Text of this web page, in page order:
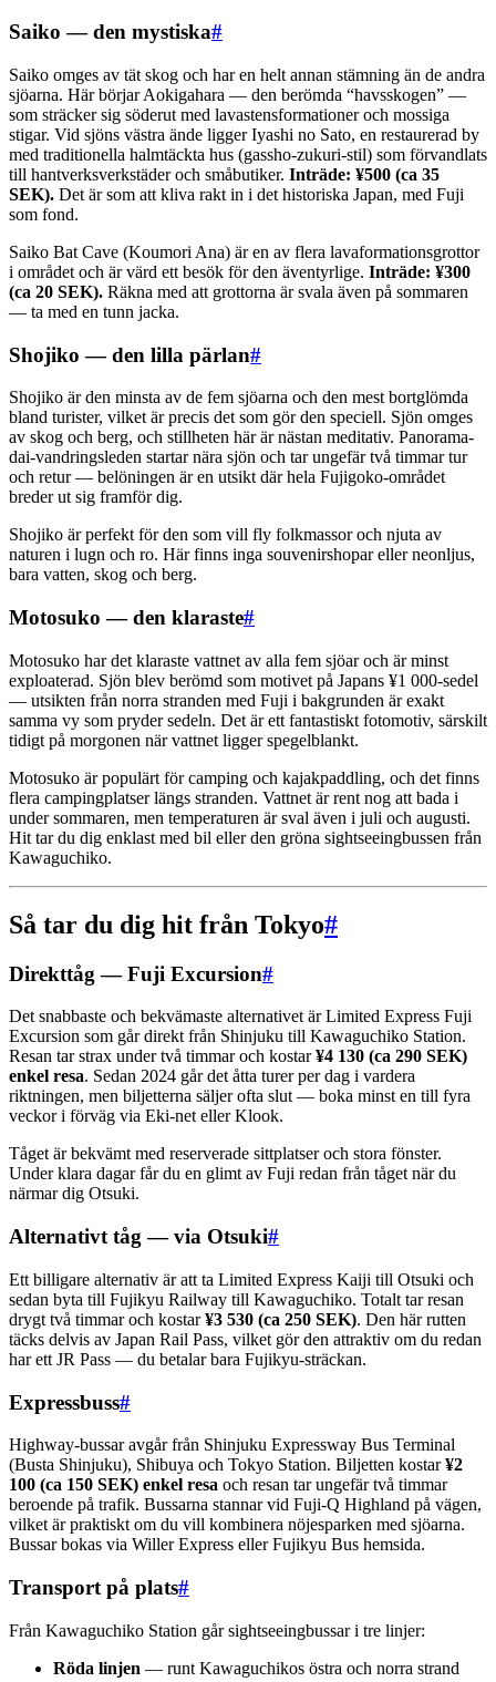
Saiko — den mystiska#
Saiko omges av tät skog och har en helt annan stämning än de andra
sjöarna. Här börjar Aokigahara — den berömda “havsskogen” —
som sträcker sig söderut med lavastensformationer och mossiga
stigar. Vid sjöns västra ände ligger Iyashi no Sato, en restaurerad by
med traditionella halmtäckta hus (gassho-zukuri-stil) som förvandlats
till hantverksverkstäder och småbutiker. Inträde: ¥500 (ca 35
SEK). Det är som att kliva rakt in i det historiska Japan, med Fuji
som fond.
Saiko Bat Cave (Koumori Ana) är en av flera lavaformationsgrottor
i området och är värd ett besök för den äventyrlige. Inträde: ¥300
(ca 20 SEK). Räkna med att grottorna är svala även på sommaren
— ta med en tunn jacka.
Shojiko — den lilla pärlan#
Shojiko är den minsta av de fem sjöarna och den mest bortglömda
bland turister, vilket är precis det som gör den speciell. Sjön omges
av skog och berg, och stillheten här är nästan meditativ. Panorama-
dai-vandringsleden startar nära sjön och tar ungefär två timmar tur
och retur — belöningen är en utsikt där hela Fujigoko-området
breder ut sig framför dig.
Shojiko är perfekt för den som vill fly folkmassor och njuta av
naturen i lugn och ro. Här finns inga souvenirshopar eller neonljus,
bara vatten, skog och berg.
Motosuko — den klaraste#
Motosuko har det klaraste vattnet av alla fem sjöar och är minst
exploaterad. Sjön blev berömd som motivet på Japans ¥1 000-sedel
— utsikten från norra stranden med Fuji i bakgrunden är exakt
samma vy som pryder sedeln. Det är ett fantastiskt fotomotiv, särskilt
tidigt på morgonen när vattnet ligger spegelblankt.
Motosuko är populärt för camping och kajakpaddling, och det finns
flera campingplatser längs stranden. Vattnet är rent nog att bada i
under sommaren, men temperaturen är sval även i juli och augusti.
Hit tar du dig enklast med bil eller den gröna sightseeingbussen från
Kawaguchiko.
Så tar du dig hit från Tokyo#
Direkttåg — Fuji Excursion#
Det snabbaste och bekvämaste alternativet är Limited Express Fuji
Excursion som går direkt från Shinjuku till Kawaguchiko Station.
Resan tar strax under två timmar och kostar¥4 130 (ca 290 SEK)
enkel resa. Sedan 2024 går det åtta turer per dag i vardera
riktningen, men biljetterna säljer ofta slut — boka minst en till fyra
veckor i förväg via Eki-net eller Klook.
Tåget är bekvämt med reserverade sittplatser och stora fönster.
Under klara dagar får du en glimt av Fuji redan från tåget när du
närmar dig Otsuki.
Alternativt tåg — via Otsuki#
Ett billigare alternativ är att ta Limited Express Kaiji till Otsuki och
sedan byta till Fujikyu Railway till Kawaguchiko. Totalt tar resan
drygt två timmar och kostar¥3 530 (ca 250 SEK). Den här rutten
täcks delvis av Japan Rail Pass, vilket gör den attraktiv om du redan
har ett JR Pass — du betalar bara Fujikyu-sträckan.
Expressbuss#
Highway-bussar avgår från Shinjuku Expressway Bus Terminal
(Busta Shinjuku), Shibuya och Tokyo Station. Biljetten kostar¥2
100 (ca 150 SEK) enkel resa och resan tar ungefär två timmar
beroende på trafik. Bussarna stannar vid Fuji-Q Highland på vägen,
vilket är praktiskt om du vill kombinera nöjesparken med sjöarna.
Bussar bokas via Willer Express eller Fujikyu Bus hemsida.
Transport på plats#
Från Kawaguchiko Station går sightseeingbussar i tre linjer:
Röda linjen — runt Kawaguchikos östra och norra strand